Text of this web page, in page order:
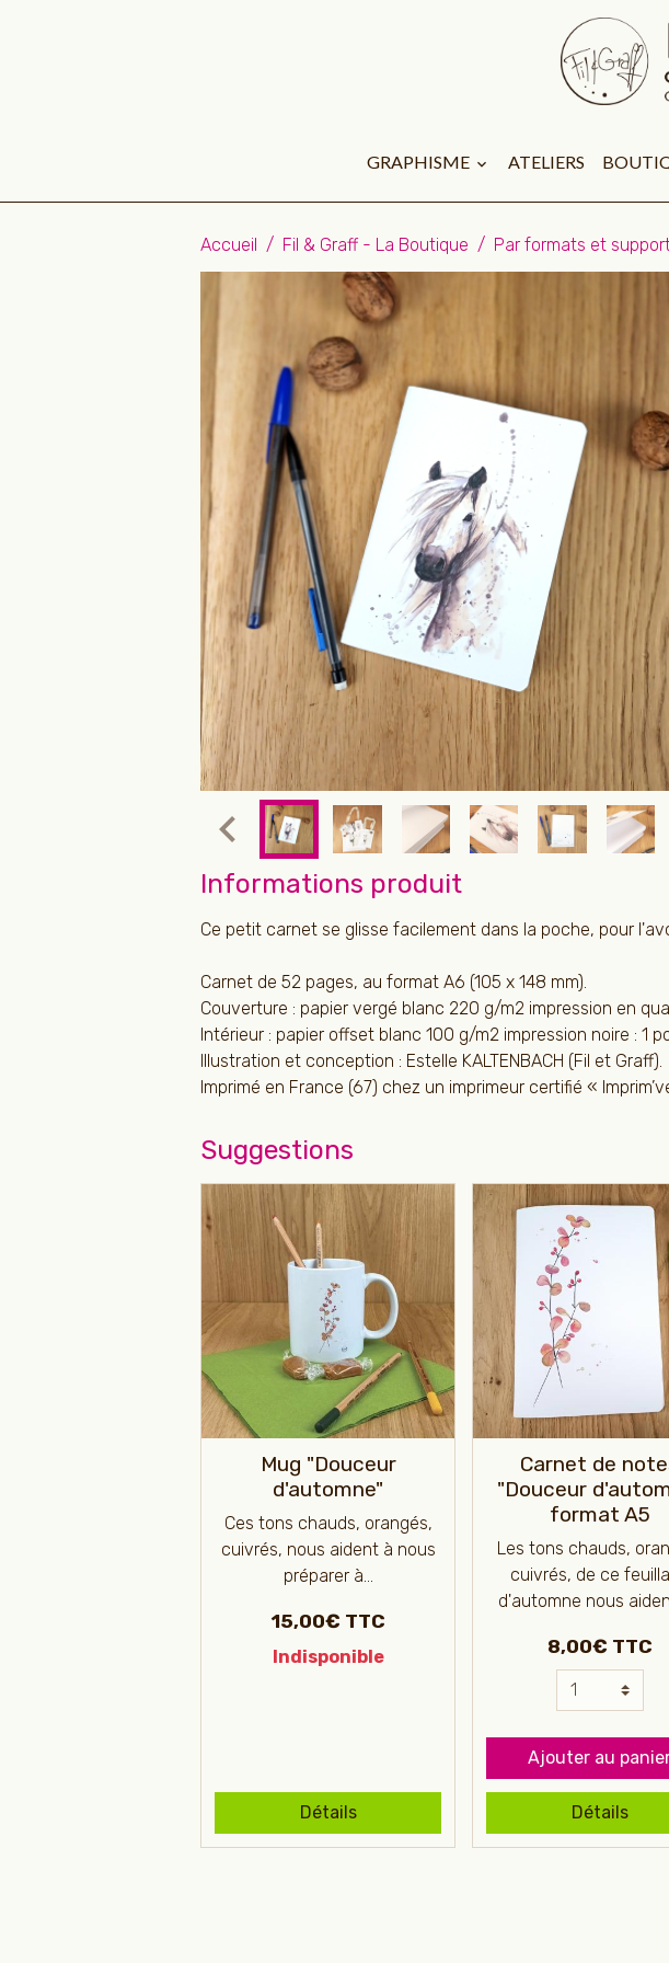
GRAPHISME ATELIERS
Accueil Fil & Graff - La Boutique Par formats et
Informations produit
Ce petit carnet se glisse facilement dans la poche, pour
Carnet de 52 pages, au format A6 (105 x 148 mm).
Couverture : papier vergé blanc 220 g/m2 impression en
Intérieur : papier offset blanc 100 g/m2 impression noire : 1
Illustration et conception : Estelle KALTENBACH (Fil et Graff).
Imprimé en France (67) chez un imprimeur certifié «
Suggestions
Mug "Douceur
d'automne"
Ces tons chauds, orangés,
cuivrés, nous aident à nous
préparer à...
15,00€ TTC
Indisponible
Détails
Carnet de
"Douceur
format A5
Les tons chauds,
cuivrés, de ce
d'automne nous aident
8,00€ TTC
Ajouter au
Détails